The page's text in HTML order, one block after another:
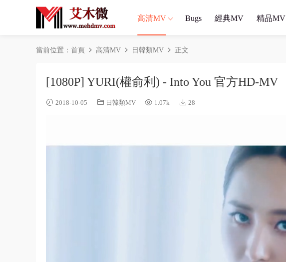
高清MV Bugs 經典MV 精品MV
當前位置： 首頁 高清MV 日韓類MV 正文
[1080P] YURI(權俞利) - Into You 官方HD-MV
2018-10-05 日韓類MV 1.07k 28